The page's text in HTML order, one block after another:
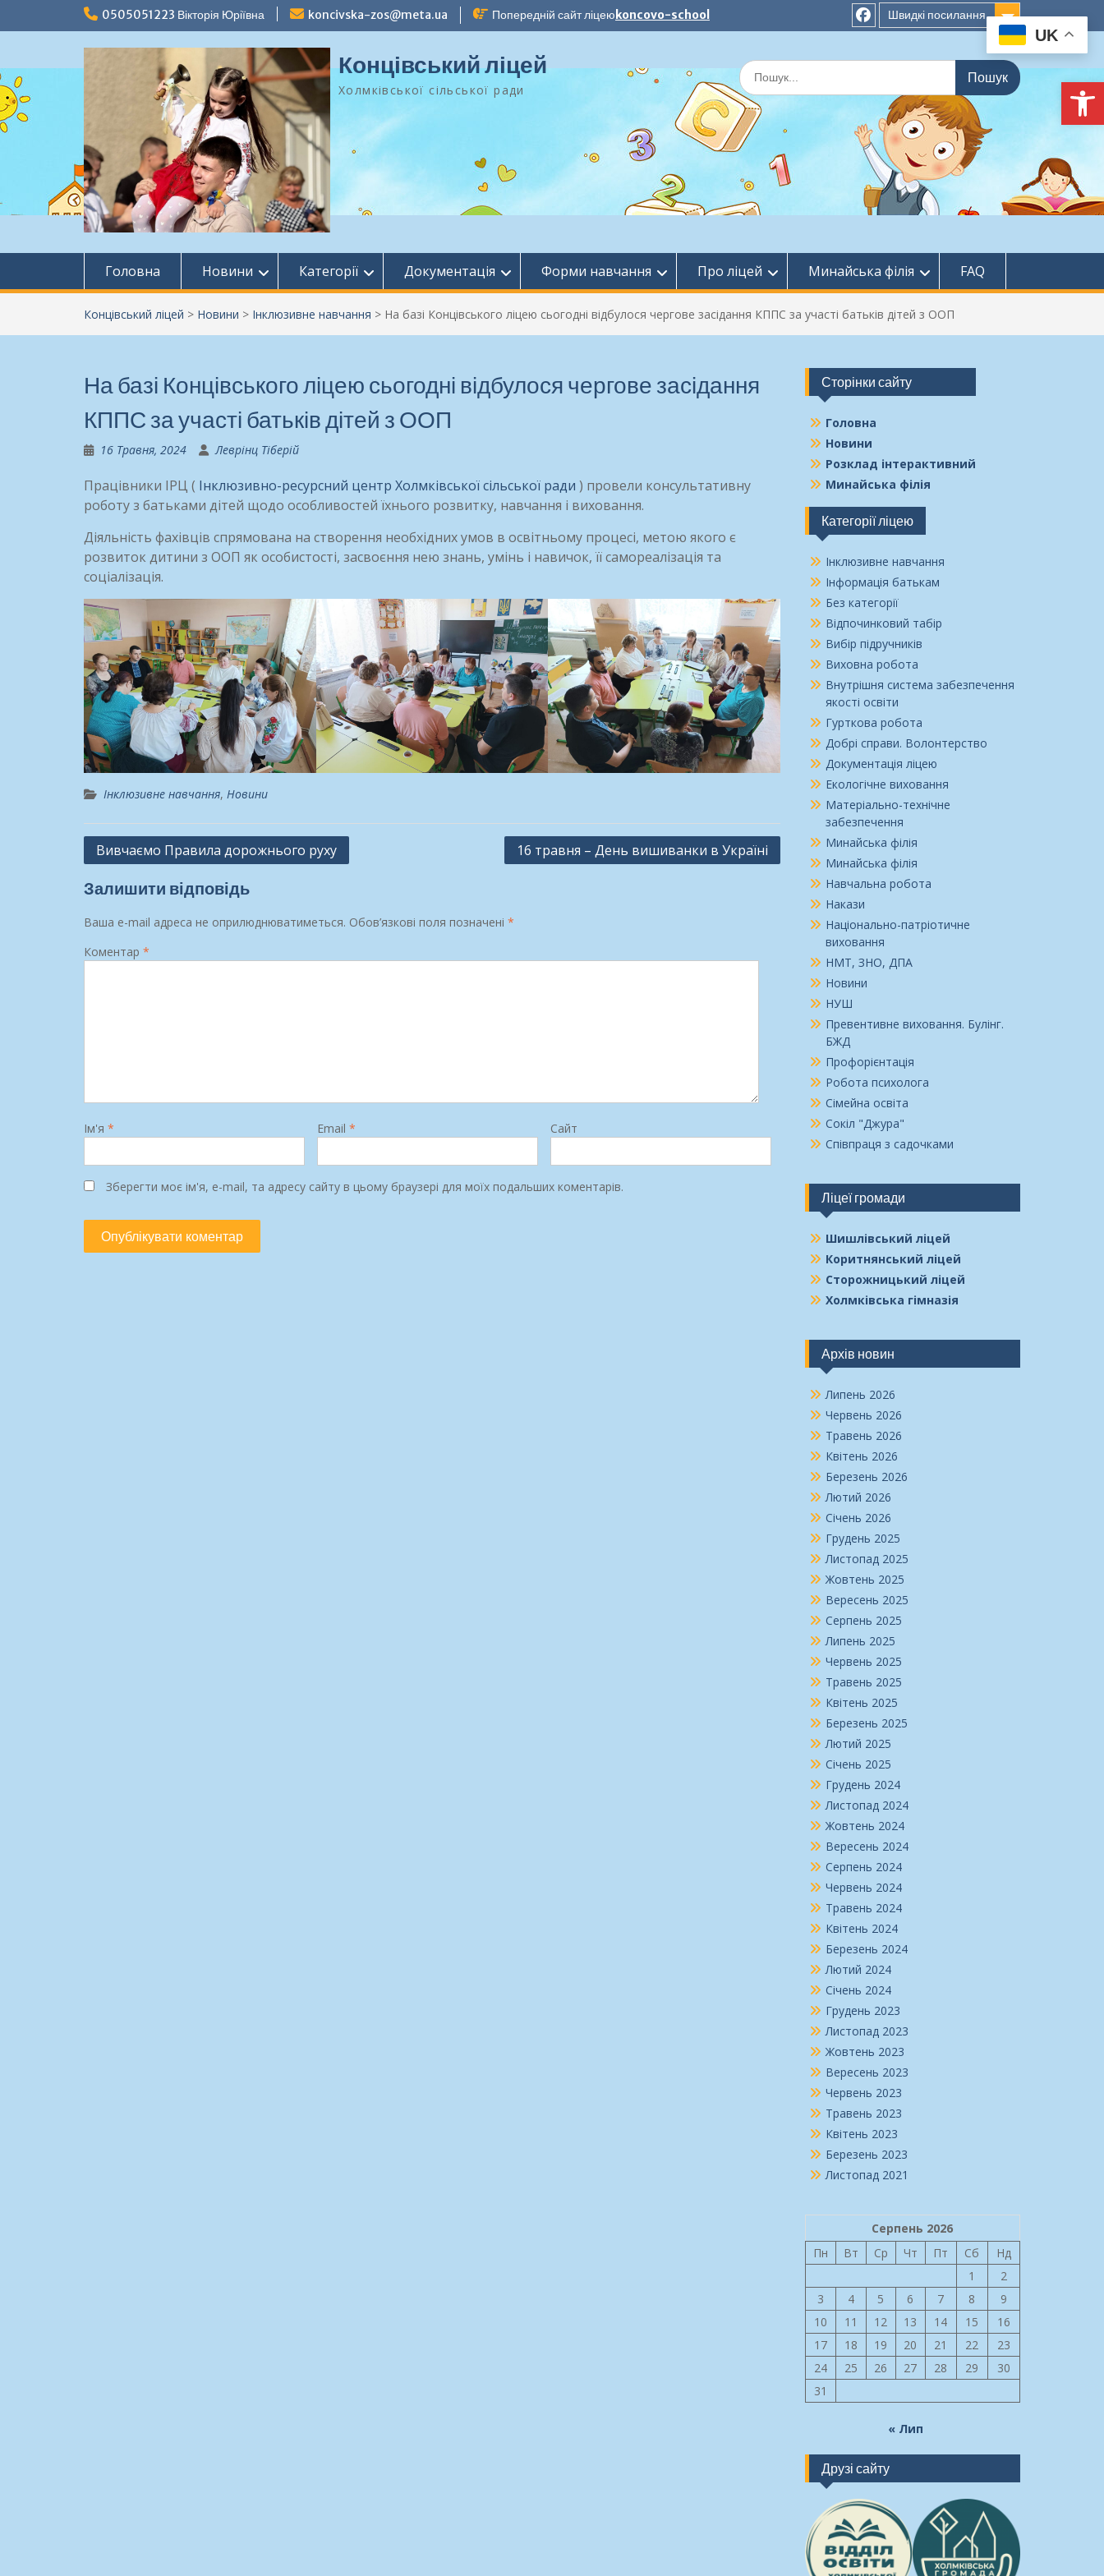
0505051223 Вікторія Юріївна koncivska-zos@meta.ua Попередній сайт ліцею koncovo-school
Швидкі посилання
facebook
Концівський ліцей
Холмківської сільської ради
Шукати:
Головна Новини Категорії Документація Форми навчання Про ліцей Минайська філія FAQ
Концівський ліцей > Новини > Інклюзивне навчання > На базі Концівського ліцею сьогодні відбулося чергове засідання КППС за участі батьків дітей з ООП
На базі Концівського ліцею сьогодні відбулося чергове засідання
КППС за участі батьків дітей з ООП
16 Травня, 2024 Леврінц Тіберій
Працівники ІРЦ ( Інклюзивно-ресурсний центр Холмківської сільської ради ) провели консультативну
роботу з батьками дітей щодо особливостей їхнього розвитку, навчання і виховання.
Діяльність фахівців спрямована на створення необхідних умов в освітньому процесі, метою якого є
розвиток дитини з ООП як особистості, засвоєння нею знань, умінь і навичок, її самореалізація та
соціалізація.
Інклюзивне навчання, Новини
Навігація
Вивчаємо Правила дорожнього руху 16 травня – День вишиванки в Україні
Залишити відповідь
Ваша e-mail адреса не оприлюднюватиметься. Обов’язкові поля позначені *
Коментар *
Ім'я * Email * Сайт
Зберегти моє ім'я, e-mail, та адресу сайту в цьому браузері для моїх подальших коментарів.
Сторінки сайту
Головна
Новини
Розклад інтерактивний
Минайська філія
Категорії ліцею
Інклюзивне навчання
Інформація батькам
Без категорії
Відпочинковий табір
Вибір підручників
Виховна робота
Внутрішня система забезпечення
якості освіти
Гурткова робота
Добрі справи. Волонтерство
Документація ліцею
Екологічне виховання
Матеріально-технічне
забезпечення
Минайська філія
Минайська філія
Навчальна робота
Накази
Національно-патріотичне
виховання
НМТ, ЗНО, ДПА
Новини
НУШ
Превентивне виховання. Булінг.
БЖД
Профорієнтація
Робота психолога
Сімейна освіта
Сокіл "Джура"
Співпраця з садочками
Ліцеї громади
Шишлівський ліцей
Коритнянський ліцей
Сторожницький ліцей
Холмківська гімназія
Архів новин
Липень 2026
Червень 2026
Травень 2026
Квітень 2026
Березень 2026
Лютий 2026
Січень 2026
Грудень 2025
Листопад 2025
Жовтень 2025
Вересень 2025
Серпень 2025
Липень 2025
Червень 2025
Травень 2025
Квітень 2025
Березень 2025
Лютий 2025
Січень 2025
Грудень 2024
Листопад 2024
Жовтень 2024
Вересень 2024
Серпень 2024
Червень 2024
Травень 2024
Квітень 2024
Березень 2024
Лютий 2024
Січень 2024
Грудень 2023
Листопад 2023
Жовтень 2023
Вересень 2023
Червень 2023
Травень 2023
Квітень 2023
Березень 2023
Листопад 2021
Серпень 2026
Пн
Вт Ср Чт Пт Сб
Нд
1
2
3
4 5 6 7 8
9
10
11 12 13 14 15
16
17
18 19 20 21 22
23
24
25 26 27 28 29
30
31
« Лип
Друзі сайту
UK